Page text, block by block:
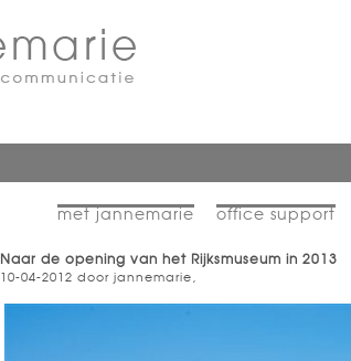
office support
met jannemarie
Naar de opening van het Rijksmuseum in 2013
10-04-2012 door jannemarie,